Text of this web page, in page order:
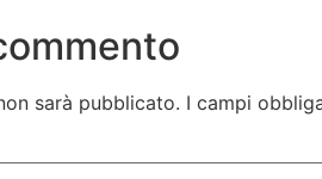
sarà pubblicato. I campi